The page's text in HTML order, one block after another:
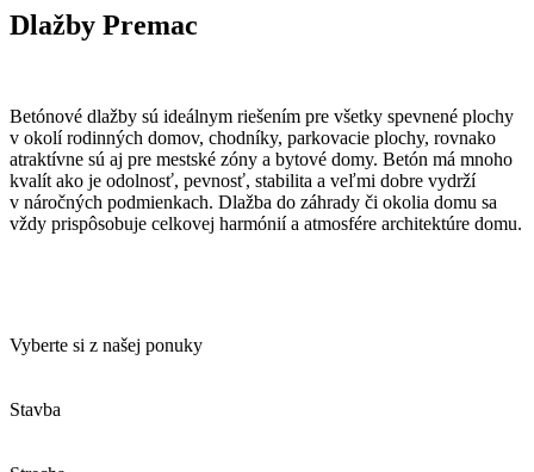
Dlažby Premac
Betónové dlažby sú ideálnym riešením pre všetky spevnené plochy
v okolí rodinných domov, chodníky, parkovacie plochy, rovnako
atraktívne sú aj pre mestské zóny a bytové domy. Betón má mnoho
kvalít ako je odolnosť, pevnosť, stabilita a veľmi dobre vydrží
v náročných podmienkach. Dlažba do záhrady či okolia domu sa
vždy prispôsobuje celkovej harmónií a atmosfére architektúre domu.
Vyberte si z našej ponuky
Stavba